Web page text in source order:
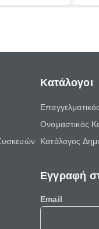
Κατάλογοι
Ονομαστικός
Κατάλογος
Εγγραφή
Email